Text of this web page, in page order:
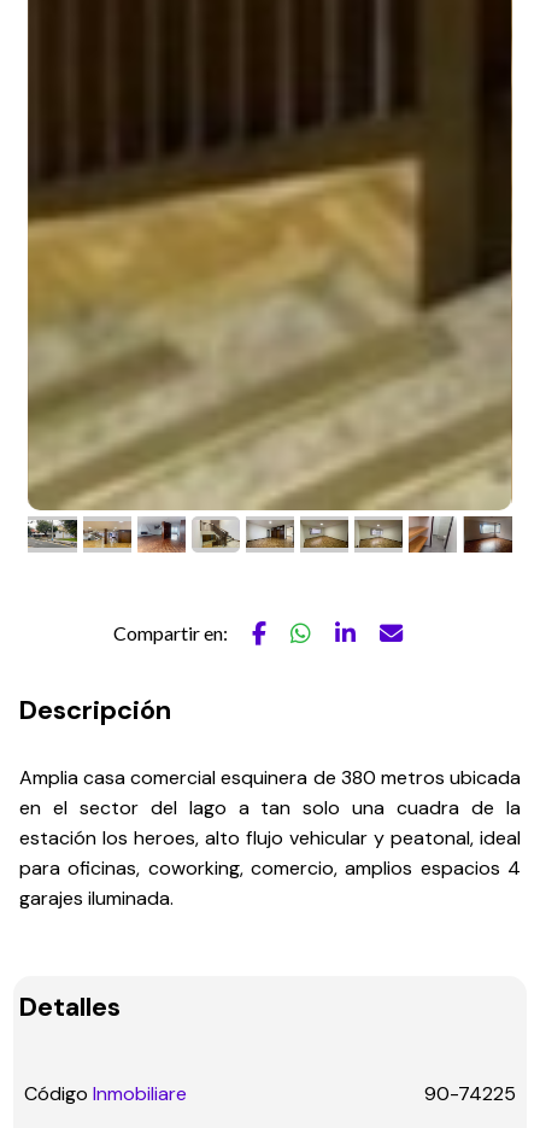
Compartir en:
Descripción
Amplia casa comercial esquinera de 380 metros ubicada
en el sector del lago a tan solo una cuadra de la
estación los heroes, alto flujo vehicular y peatonal, ideal
para oficinas, coworking, comercio, amplios espacios 4
garajes iluminada.
Detalles
Código Inmobiliare 90-74225